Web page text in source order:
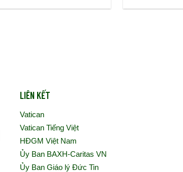
LIÊN KẾT
Vatican
Vatican Tiếng Việt
HĐGM Việt Nam
Ủy Ban BAXH-Caritas VN
Ủy Ban Giáo lý Đức Tin